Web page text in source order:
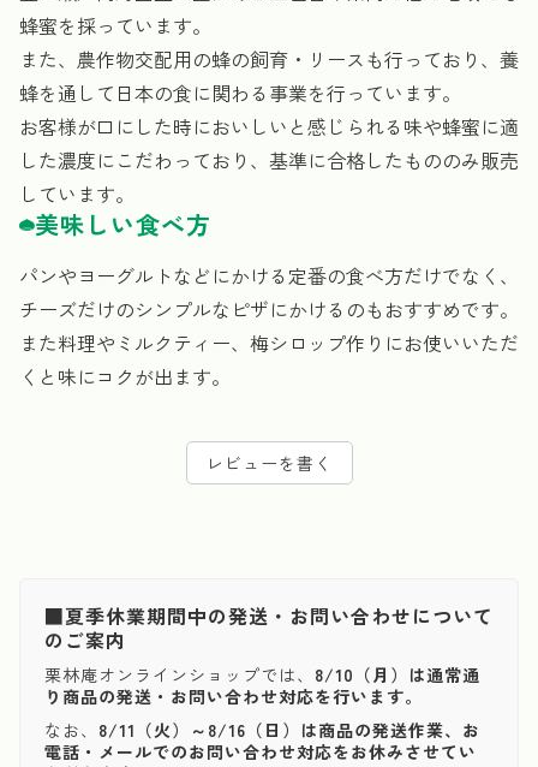
蜂蜜を採っています。
また、農作物交配用の蜂の飼育・リースも行っており、養
蜂を通して日本の食に関わる事業を行っています。
お客様が口にした時においしいと感じられる味や蜂蜜に適
した濃度にこだわっており、基準に合格したもののみ販売
しています。
美味しい食べ方
パンやヨーグルトなどにかける定番の食べ方だけでなく、
チーズだけのシンプルなピザにかけるのもおすすめです。
また料理やミルクティー、梅シロップ作りにお使いいただ
くと味にコクが出ます。
レビューを書く
■夏季休業期間中の発送・お問い合わせについて
のご案内
栗林庵オンラインショップでは、 8/10（月）は通常通
り商品の発送・お問い合わせ対応を行います。
なお、 8/11（火）～8/16（日）は商品の発送作業、お
電話・メールでのお問い合わせ対応をお休みさせてい